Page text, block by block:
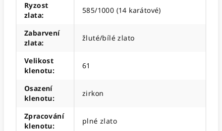
Ryzost
zlata:
585/1000 (14 karátové)
Zabarvení
zlata:
žluté/bílé zlato
Velikost
klenotu:
61
Osazení
klenotu:
zirkon
Zpracování
klenotu:
plné zlato